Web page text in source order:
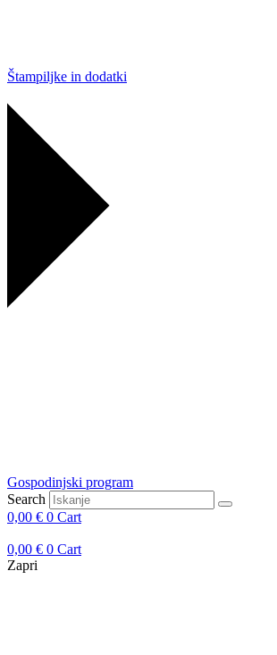
Štampiljke in dodatki
Gospodinjski program
Search
0,00 € 0 Cart
0,00 € 0 Cart
Zapri